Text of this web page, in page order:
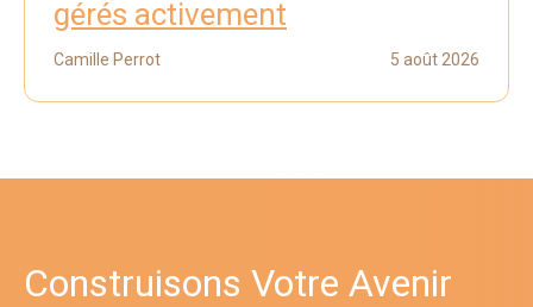
gérés activement
Camille Perrot 5 août 2026
Construisons Votre Avenir